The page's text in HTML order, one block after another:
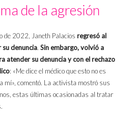
de la agresión
de 2022, Janeth Palacios regresó al
denuncia. Sin embargo, volvió a
atender su denuncia y con el rechazo
: «Me dice el médico que esto no es
mí», comentó. La activista mostró sus
estas últimas ocasionadas al tratar